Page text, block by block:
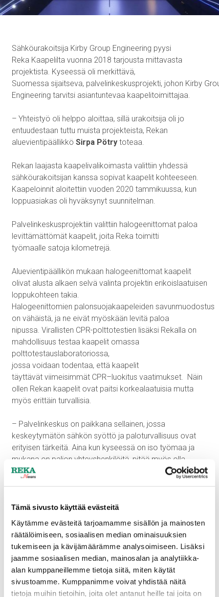
Tämä sivusto käyttää evästeitä
Käytämme evästeitä tarjoamamme sisällön ja mainosten
räätälöimiseen, sosiaalisen median ominaisuuksien
tukemiseen ja kävijämäärämme analysoimiseen. Lisäksi
jaamme sosiaalisen median, mainosalan ja analytiikka-
alan kumppaneillemme tietoja siitä, miten käytät
sivustoamme. Kumppanimme voivat yhdistää näitä
tietoja muihin tietoihin, joita olet antanut heille tai joita on
Sähköurakoitsija Kirby Group Engineering pyysi
Reka Kaapelilta vuonna 2018 tarjousta mittavasta
projektista. Kyseessä oli merkittävä,
Suomessa sijaitseva, palvelinkeskusprojekti, johon Kirby
Engineering tarvitsi asiantuntevaa kaapelitoimittajaa.
– Yhteistyö oli helppo aloittaa, sillä urakoitsija oli jo
entuudestaan tuttu muista projekteista, Rekan
aluevientipäällikkö Sirpa Pötry toteaa.
Rekan laajasta kaapelivalikoimasta valittiin yhdessä
sähköurakoitsijan kanssa sopivat kaapelit kohteeseen.
Kaapeloinnit aloitettiin vuoden 2020 tammikuussa, kun
loppuasiakas oli hyväksynyt suunnitelman.
Palvelinkeskusprojektiin valittiin halogeenittomat paloa
levittämättömät kaapelit, joita Reka toimitti
työmaalle satoja kilometrejä.
Aluevientipäällikön mukaan halogeenittomat kaapelit
olivat alusta alkaen selvä valinta projektin erikoislaatuisen
loppukohteen takia.
Halogeenittomien palonsuojakaapeleiden savunmuodostus
on vähäistä, ja ne eivät myöskään levitä paloa
nipussa Virallisten CPR-polttotestien lisäksi Rekalla on
mahdollisuus testaa kaapelit omassa
polttotestauslaboratoriossa,
jossa voidaan todentaa, että kaapelit
täyttävät viimeisimmät CPR–luokitus vaatimukset.
Näin
ollen Rekan kaapelit ovat paitsi korkealaatuisia mutta
myös erittäin turvallisia.
– Palvelinkeskus on paikkana sellainen, jossa
keskeytymätön sähkön syöttö ja paloturvallisuus ovat
erityisen tärkeitä Aina kun kyseessä on iso työmaa ja
mukana on paljon yhteyshenkilöitä, pitää myös olla
hereillä,
tarkoittiäärimmäistä tarkkuutta dokumentaatiossa,
tietämystä kohteesta.
Palvelinkeskusprojekti on tarkoitus saattaa maaliin
vuoden 2021
aikana.
Onnistunut yhteistyö